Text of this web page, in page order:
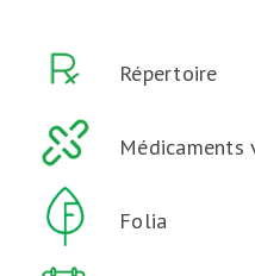
Répertoire
Médicaments
Folia